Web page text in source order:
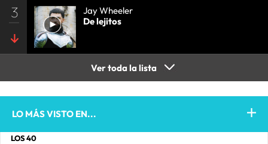
3
Jay Wheeler
De lejitos
Ver toda la lista
LO MÁS VISTO EN...
LOS 40